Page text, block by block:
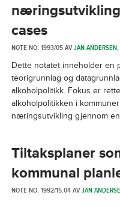
cases
NOTE NO. 1993/05 AVJAN ANDERSEN,
Dette notatet inneholder en
teorigrunnlag og
alkoholpolitikk. Fokus er
alkoholpolitikken i
næringsutvikling gjennom
Tiltaksplaner
kommunal
NOTE NO. 1992/15.04 AVJAN